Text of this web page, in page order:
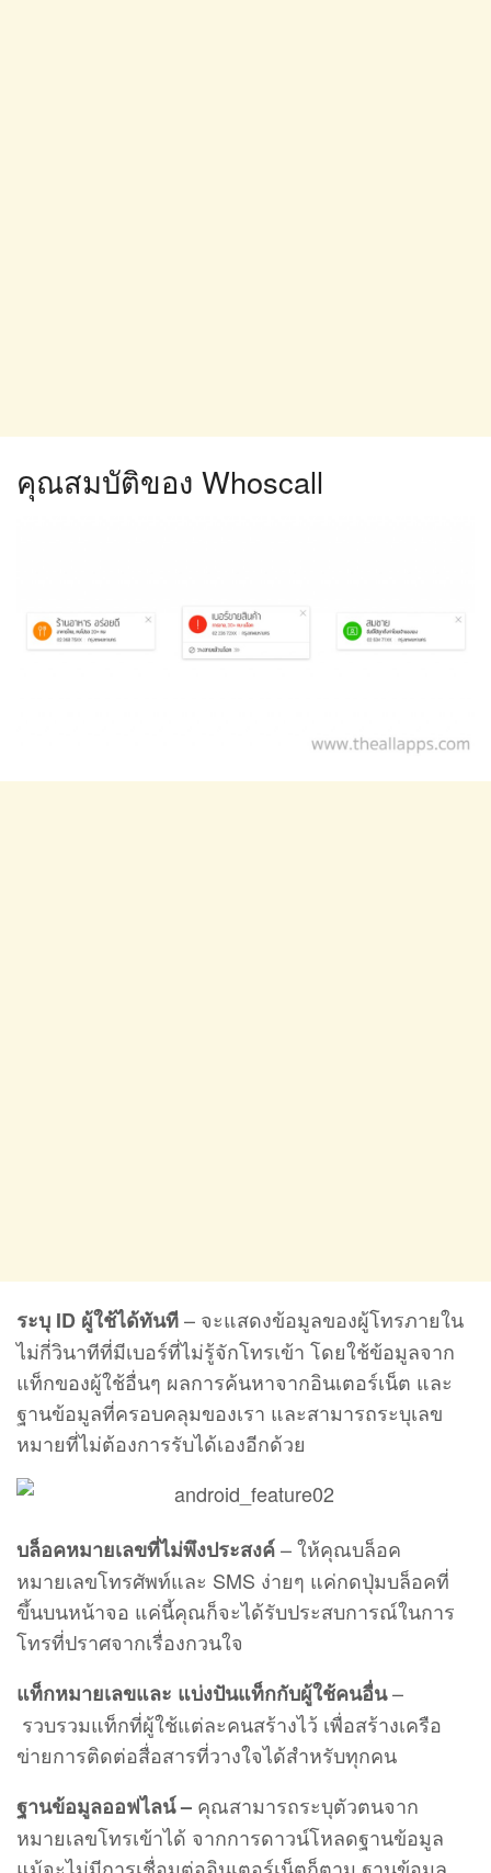
คุณสมบัติของ Whoscall
ระบุ ID ผู้ใช้ได้ทันที– จะแสดงข้อมูลของผู้โทรภายใน
ไม่กี่วินาทีที่มีเบอร์ที่ไม่รู้จักโทรเข้า โดยใช้ข้อมูลจาก
แท็กของผู้ใช้อื่นๆ ผลการค้นหาจากอินเตอร์เน็ต และ
ฐานข้อมูลที่ครอบคลุมของเรา และสามารถระบุเลข
หมายที่ไม่ต้องการรับได้เองอีกด้วย
บล็อคหมายเลขที่ไม่พึงประสงค์– ให้คุณบล็อค
หมายเลขโทรศัพท์และ SMS ง่ายๆ แค่กดปุ่มบล็อคที่
ขึ้นบนหน้าจอ แค่นี้คุณก็จะได้รับประสบการณ์ในการ
โทรที่ปราศจากเรื่องกวนใจ
แท็กหมายเลขและ แบ่งปันแท็กกับผู้ใช้คนอื่น–
รวบรวมแท็กที่ผู้ใช้แต่ละคนสร้างไว้ เพื่อสร้างเครือ
ข่ายการติดต่อสื่อสารที่วางใจได้สำหรับทุกคน
ฐานข้อมูลออฟไลน์ – คุณสามารถระบุตัวตนจาก
หมายเลขโทรเข้าได้ จากการดาวน์โหลดฐานข้อมูล